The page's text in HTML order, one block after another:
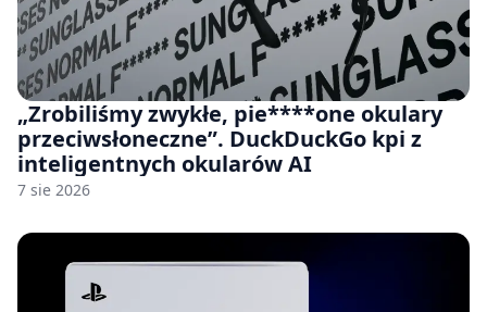
„Zrobiliśmy zwykłe, pie****one okulary
przeciwsłoneczne”. DuckDuckGo kpi z
inteligentnych okularów AI
7 sie 2026